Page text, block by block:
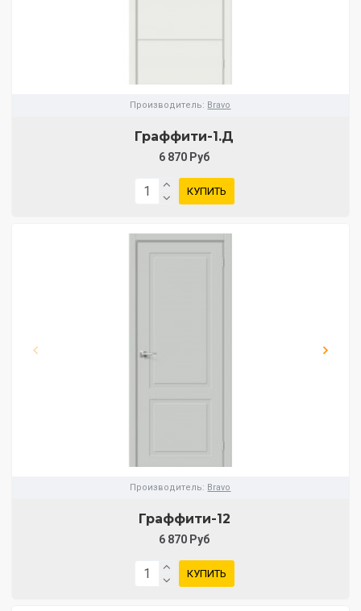
Производитель: Bravo
Граффити-1.Д
6 870 Руб
КУПИТЬ
Производитель: Bravo
Граффити-12
6 870 Руб
КУПИТЬ